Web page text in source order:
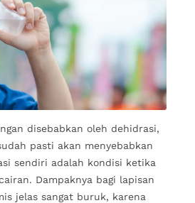
disebabkan oleh dehidrasi,
pasti akan menyebabkan
sendiri adalah kondisi ketika
Dampaknya bagi lapisan
jelas sangat buruk, karena